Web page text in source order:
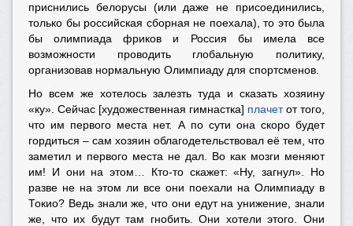
приснились белорусы (или даже не присоединились,
только бы российская сборная не поехала), то это была
бы олимпиада фриков и Россия бы имела все
возможности проводить глобальную политику,
организовав нормальную Олимпиаду для спортсменов.
Но всем же хотелось залезть туда и сказать хозяину
«ку». Сейчас [художественная гимнастка] плачетот того,
что им первого места нет. А по сути она скоро будет
гордиться – сам хозяин облагодетельствовал её тем, что
заметил и первого места не дал. Во как мозги меняют
им! И они на этом… Кто-то скажет: «Ну, загнул». Но
разве не на этом ли все они поехали на Олимпиаду в
Токио? Ведь знали же, что они едут на унижение, знали
же, что их будут там гнобить. Они хотели этого. Они